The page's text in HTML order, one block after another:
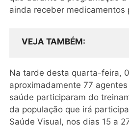
ainda receber medicamentos
VEJA TAMBÉM
Na tarde desta quarta-feira,
aproximadamente 77
saúde participaram do
da população que irá
Saúde Visual, nos dias 15 a